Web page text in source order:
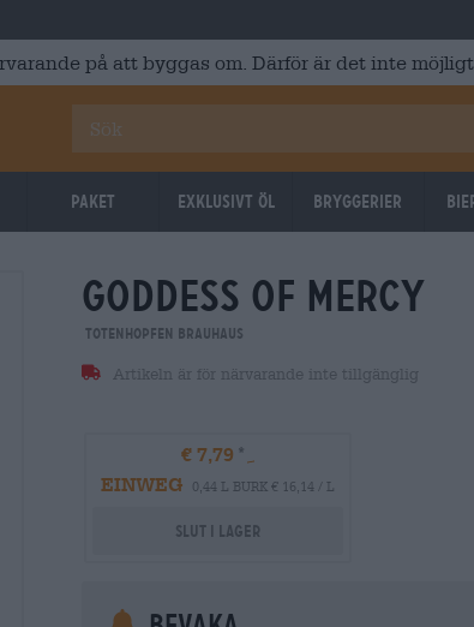
på att byggas om. Därför är det inte
Paket Exklusivt Öl Bryggerier
goddess of mercy
Totenhopfen Brauhaus
Artikeln är för närvarande inte tillgänglig
€ 7,79
EINWEG
0,44 L BURK € 16,14 / L
Slut i lager